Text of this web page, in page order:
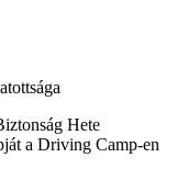
Hete
a Driving Camp-en